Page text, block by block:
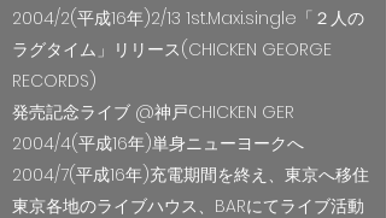
2004/2(平成16年)2/13 1st.Maxi.single「２人の
ラグタイム」リリース(CHICKEN GEORGE
RECORDS)
発売記念ライブ @神戸CHICKEN GER
2004/4(平成16年)単身ニューヨークへ
2004/7(平成16年)充電期間を終え、東京へ移住
東京各地のライブハウス、BARにてライブ活動